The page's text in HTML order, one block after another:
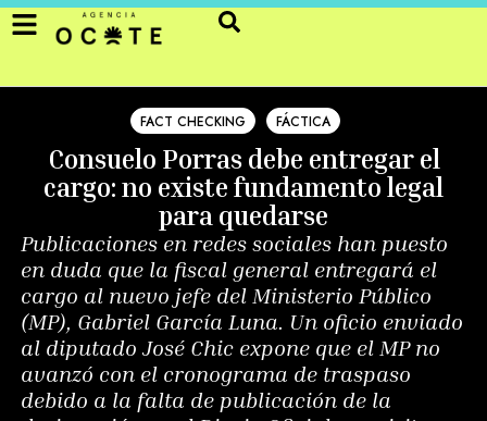
FACT CHECKING FÁCTICA
Consuelo Porras debe entregar el
cargo: no existe fundamento legal
para quedarse
Publicaciones en redes sociales han puesto
en duda que la fiscal general entregará el
cargo al nuevo jefe del Ministerio Público
(MP), Gabriel García Luna. Un oficio enviado
al diputado José Chic expone que el MP no
avanzó con el cronograma de traspaso
debido a la falta de publicación de la